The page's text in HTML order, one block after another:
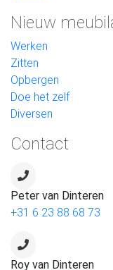
Nieuw
Werken
Zitten
Opbergen
Doe het zelf
Diversen
Contact
Peter van Dinteren
+31 6 23 88 68 73
Roy van Dinteren